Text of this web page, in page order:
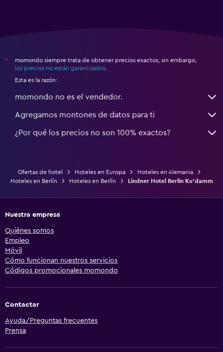
*
momondo siempre trata de obtener precios exactos, sin embargo,
los precios no están garantizados
Esta es la razón:
momondo no es el vendedor.
Agregamos montones de datos para ti
¿Por qué los precios no son 100% exactos?
Ofertas de hotel Hoteles en Europa
Hoteles en Alemania
Hoteles en Berlín
Hoteles en Berlín Lindner Hotel Berlin Ku'damm
Nuestra empresa
Quiénes somos
Empleo
Móvil
Cómo funcionan nuestros servicios
Códigos promocionales momondo
Contactar
Ayuda/Preguntas frecuentes
Prensa